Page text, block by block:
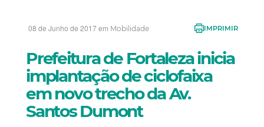
08 de Junho de 2017 em Mobilidade IMPRIMIR
Prefeitura de Fortaleza inicia
implantação de ciclofaixa
em novo trecho da Av.
Santos Dumont